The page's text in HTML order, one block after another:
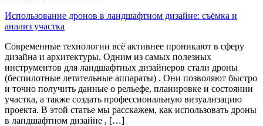
Использование дронов в ландшафтном дизайне: съёмка и
анализ участка
Современные технологии всё активнее проникают в сферу
дизайна и архитектуры. Одним из самых полезных
инструментов для ландшафтных дизайнеров стали дроны
(беспилотные летательные аппараты) . Они позволяют быстро
и точно получить данные о рельефе, планировке и состоянии
участка, а также создать профессиональную визуализацию
проекта. В этой статье мы расскажем, как использовать дроны
в ландшафтном дизайне , […]